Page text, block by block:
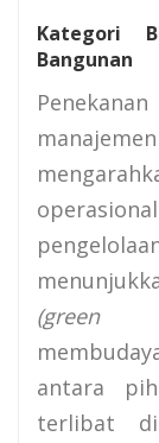
Kategori
Bangunan
(green
antara
terlibat di